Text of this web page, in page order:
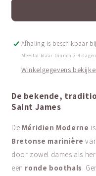
shirt
|
ZWAAR
KATOEN
|
Moderne
shirt
|
ZWAAR
|
Afhaling is beschikbaar bij
Meestal klaar binnen 2-4 dagen
Winkelgegevens
De bekende,
Saint James
De Méridien Moderne
Bretonse marinière
door zowel dames als
een ronde boothals.